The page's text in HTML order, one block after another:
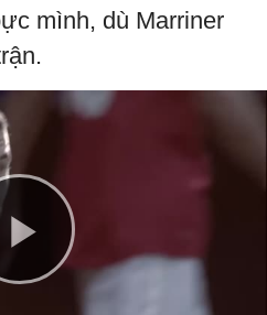
mình, dù Marriner
Play